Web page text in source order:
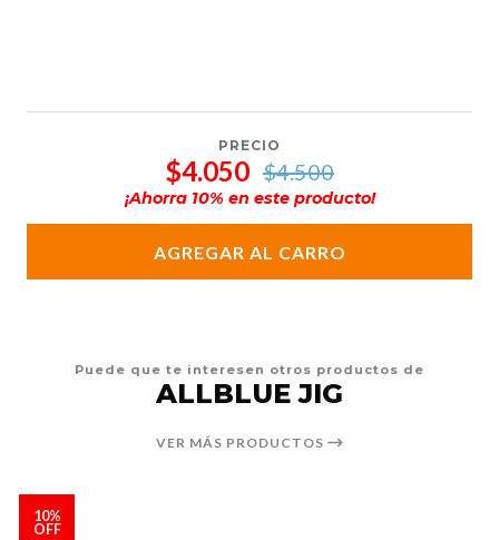
PRECIO
$4.050 $4.500
¡Ahorra 10% en este producto!
AGREGAR AL CARRO
Puede que te interesen otros productos de
ALLBLUE JIG
VER MÁS PRODUCTOS
10%
OFF